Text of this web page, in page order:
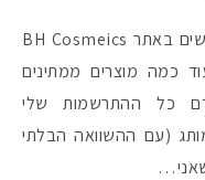
כמה מוצרים ממתינים
כל ההתרשמות שלי
(עם ההשוואה הבלתי